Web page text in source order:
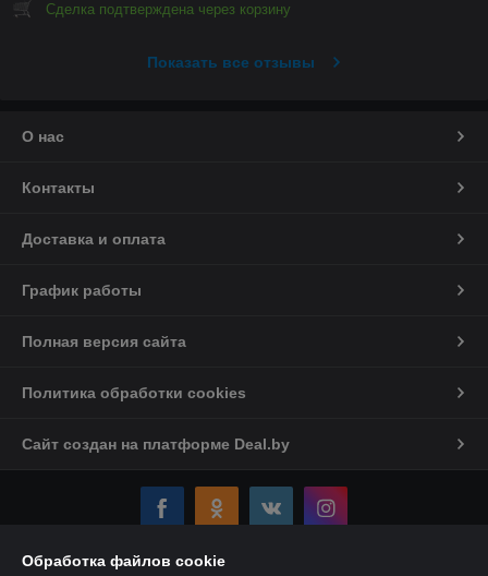
Сделка подтверждена через корзину
Показать все отзывы
О нас
Контакты
Доставка и оплата
График работы
Полная версия сайта
Политика обработки cookies
Сайт создан на платформе Deal.by
Обработка файлов cookie